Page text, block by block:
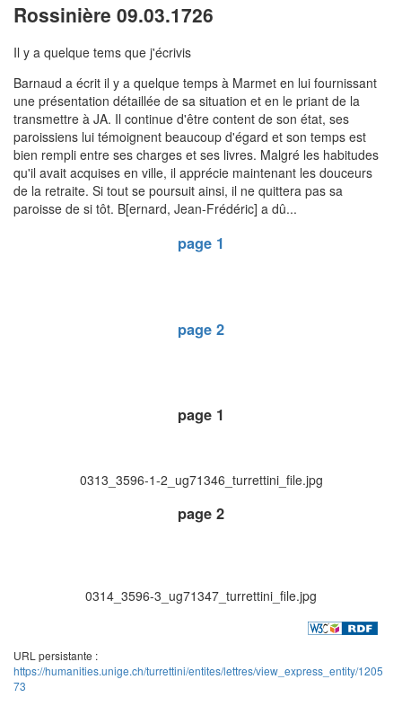
Rossinière 09.03.1726
Il y a quelque tems que j'écrivis
Barnaud a écrit il y a quelque temps à Marmet en lui fournissant
une présentation détaillée de sa situation et en le priant de la
transmettre à JA. Il continue d'être content de son état, ses
paroissiens lui témoignent beaucoup d'égard et son temps est
bien rempli entre ses charges et ses livres. Malgré les habitudes
qu'il avait acquises en ville, il apprécie maintenant les douceurs
de la retraite. Si tout se poursuit ainsi, il ne quittera pas sa
paroisse de si tôt. B[ernard, Jean-Frédéric] a dû...
page 1
page 2
page 1
0313_3596-1-2_ug71346_turrettini_file.jpg
page 2
0314_3596-3_ug71347_turrettini_file.jpg
URL persistante :
https://humanities.unige.ch/turrettini/entites/lettres/view_express_entity/1205
73